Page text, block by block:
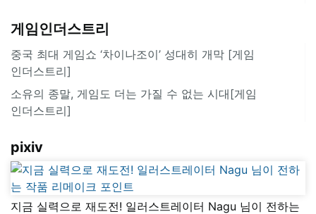
게임인더스트리
중국 최대 게임쇼 ‘차이나조이’ 성대히 개막 [게임
인더스트리]
소유의 종말, 게임도 더는 가질 수 없는 시대[게임
인더스트리]
pixiv
지금 실력으로 재도전! 일러스트레이터 Nagu 님이 전하는